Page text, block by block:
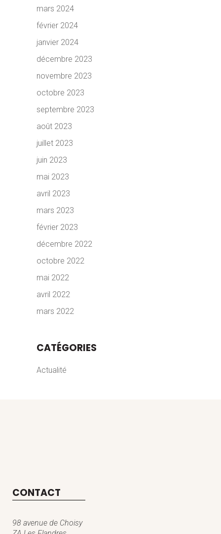
mars 2024
février 2024
janvier 2024
décembre 2023
novembre 2023
octobre 2023
septembre 2023
août 2023
juillet 2023
juin 2023
mai 2023
avril 2023
mars 2023
février 2023
décembre 2022
octobre 2022
mai 2022
avril 2022
mars 2022
CATÉGORIES
Actualité
CONTACT
98 avenue de Choisy